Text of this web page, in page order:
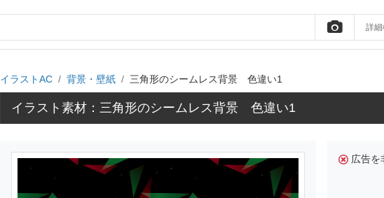
詳細
イラストAC 背景・壁紙 三角形のシームレス背景 色違い1
イラスト素材：三角形のシームレス背景 色違い1
広告を